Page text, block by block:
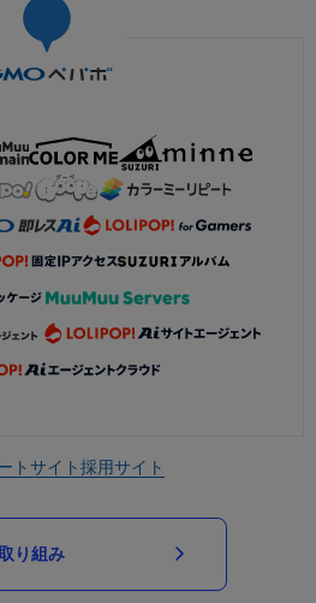
トサイト採用サイト
り組み